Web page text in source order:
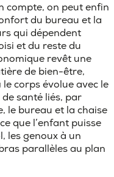
compte, on peut enfin
du bureau et la
qui dépendent
et du reste du
revêt une
de bien-être,
corps évolue avec le
santé liés, par
le bureau et la chaise
que l’enfant puisse
les genoux à un
parallèles au plan